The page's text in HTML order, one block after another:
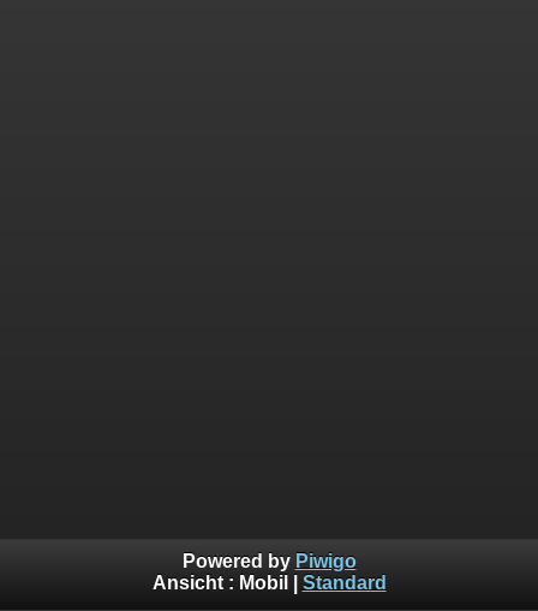
Powered by Piwigo
Ansicht : Mobil Standard